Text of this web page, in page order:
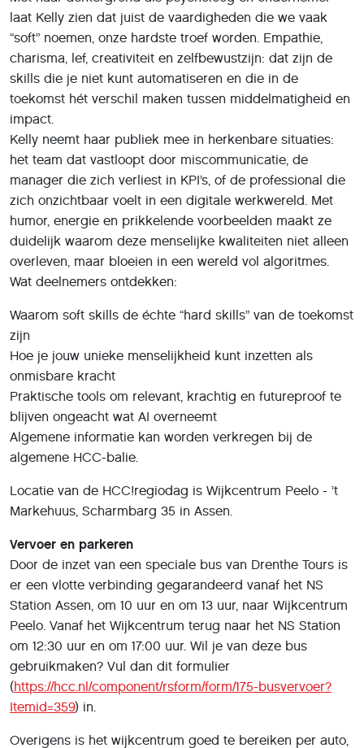
laat Kelly zien dat juist de vaardigheden die we vaak
“soft” noemen, onze hardste troef worden. Empathie,
charisma, lef, creativiteit en zelfbewustzijn: dat zijn de
skills die je niet kunt automatiseren en die in de
toekomst hét verschil maken tussen middelmatigheid en
impact.
Kelly neemt haar publiek mee in herkenbare situaties:
het team dat vastloopt door miscommunicatie, de
manager die zich verliest in KPI’s, of de professional die
zich onzichtbaar voelt in een digitale werkwereld. Met
humor, energie en prikkelende voorbeelden maakt ze
duidelijk waarom deze menselijke kwaliteiten niet alleen
overleven, maar bloeien in een wereld vol algoritmes.
Wat deelnemers ontdekken:
Waarom soft skills de échte “hard skills” van de toekomst
zijn
Hoe je jouw unieke menselijkheid kunt inzetten als
onmisbare kracht
Praktische tools om relevant, krachtig en futureproof te
blijven ongeacht wat AI overneemt
Algemene informatie kan worden verkregen bij de
algemene HCC-balie.
Locatie van de HCC!regiodag is Wijkcentrum Peelo - ’t
Markehuus, Scharmbarg 35 in Assen.
Vervoer en parkeren
Door de inzet van een speciale bus van Drenthe Tours is
er een vlotte verbinding gegarandeerd vanaf het NS
Station Assen, om 10 uur en om 13 uur, naar Wijkcentrum
Peelo. Vanaf het Wijkcentrum terug naar het NS Station
om 12:30 uur en om 17:00 uur. Wil je van deze bus
gebruikmaken? Vul dan dit formulier
(https://hcc.nl/component/rsform/form/175-busvervoer?
Itemid=359) in.
Overigens is het wijkcentrum goed te bereiken per auto,